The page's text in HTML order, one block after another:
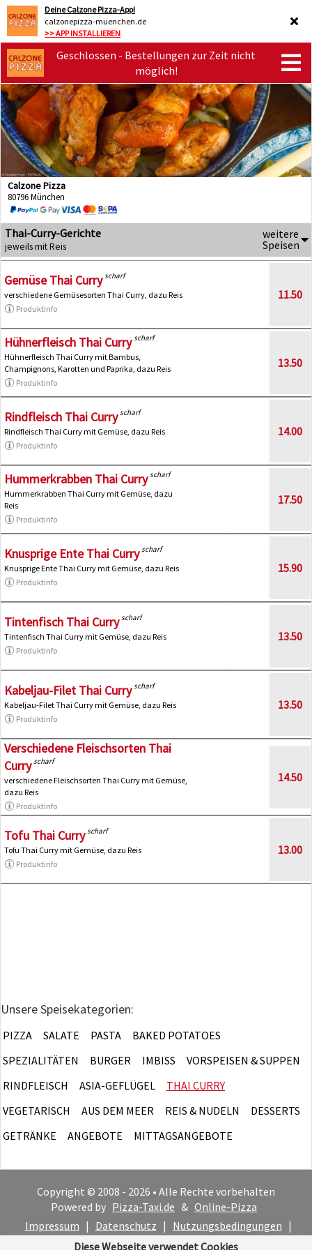
Deine Calzone Pizza-App!
calzonepizza-muenchen.de
>> APP INSTALLIEREN
Geschlossen - Bestellungen zur Zeit nicht
möglich!
Calzone Pizza
80796 München
Thai-Curry-Gerichte
jeweils mit Reis
weitere
Speisen
Gemüse Thai Curry scharf
verschiedene Gemüsesorten Thai Curry, dazu Reis
Produktinfo
11.50
Hühnerfleisch Thai Curry scharf
Hühnerfleisch Thai Curry mit Bambus,
Champignons, Karotten und Paprika, dazu Reis
Produktinfo
13.50
Rindfleisch Thai Curry scharf
Rindfleisch Thai Curry mit Gemüse, dazu Reis
Produktinfo
14.00
Hummerkrabben Thai Curry scharf
Hummerkrabben Thai Curry mit Gemüse, dazu
Reis
Produktinfo
17.50
Knusprige Ente Thai Curry scharf
Knusprige Ente Thai Curry mit Gemüse, dazu Reis
Produktinfo
15.90
Tintenfisch Thai Curry scharf
Tintenfisch Thai Curry mit Gemüse, dazu Reis
Produktinfo
13.50
Kabeljau-Filet Thai Curry scharf
Kabeljau-Filet Thai Curry mit Gemüse, dazu Reis
Produktinfo
13.50
Verschiedene Fleischsorten Thai
Curry scharf
verschiedene Fleischsorten Thai Curry mit Gemüse,
dazu Reis
Produktinfo
14.50
Tofu Thai Curry scharf
Tofu Thai Curry mit Gemüse, dazu Reis
Produktinfo
13.00
Unsere Speisekategorien:
PIZZA SALATE PASTA
BAKED POTATOES
SPEZIALITÄTEN
BURGER IMBISS
VORSPEISEN & SUPPEN
RINDFLEISCH
ASIA-GEFLÜGEL
THAI CURRY
VEGETARISCH
AUS DEM MEER REIS & NUDELN
DESSERTS
GETRÄNKE
ANGEBOTE MITTAGSANGEBOTE
Copyright © 2008 - 2026 • Alle Rechte vorbehalten
Powered by Pizza-Taxi.de & Online-Pizza
Impressum | Datenschutz | Nutzungsbedingungen |
Cookie-Hinweis
Diese Webseite verwendet Cookies